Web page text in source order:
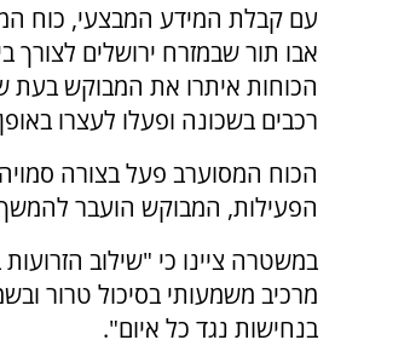
עם קבלת המידע המבצעי, כוח
אבו תור שבמזרח ירושלים לצורך
הכוחות איתרו את המבוקש
רכבים בשכונה ופעלו לעצרו באופן
הכוח המסוערב פעל בצורה
הפעילות, המבוקש הועבר להמשך
במשטרה ציינו כי "שילוב
מרכיב משמעותי בסיכול טרור
בנחישות נגד כל איום".